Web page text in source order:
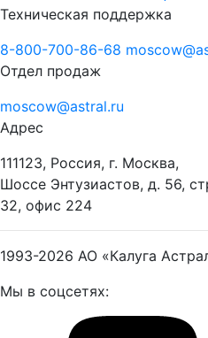
Техническая поддержка
8-800-700-86-68
Отдел продаж
moscow@astral.ru
Адрес
111123, Россия, г. Москва,
Шоссе Энтузиастов, д. 56,
32, офис 224
1993-2026 АО «Калуга
Мы в соцсетях: